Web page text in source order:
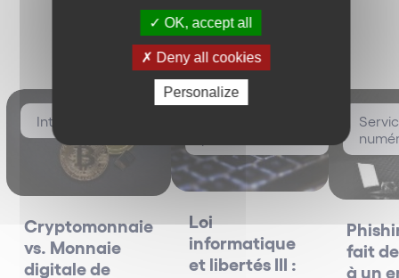
Les plus vus
International
Cryptomonnaie
vs. Monnaie
digitale de
Loi
informatique
et libertés III :
fait
à un
OK, accept all
Deny all cookies
Personalize